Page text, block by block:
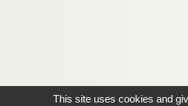
This site uses cookies and